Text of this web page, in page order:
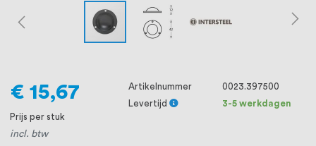
€ 15,67
Prijs per stuk
incl. btw
Artikelnummer
0023.397500
Levertijd
3-5 werkdagen